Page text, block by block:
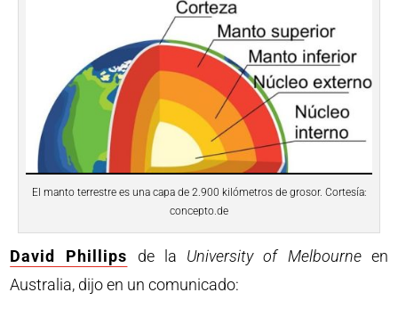
El manto terrestre es una capa de 2.900 kilómetros de grosor. Cortesía:
concepto.de
David Phillips de la University of Melbourneen
Australia, dijo en un comunicado: